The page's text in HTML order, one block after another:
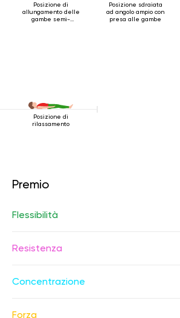
Posizione di
allungamento delle
gambe semi-
Posizione sdraiata
ad angolo ampio con
presa alle gambe
Posizione di
rilassamento
Premio
Flessibilità
Resistenza
Concentrazione
Forza